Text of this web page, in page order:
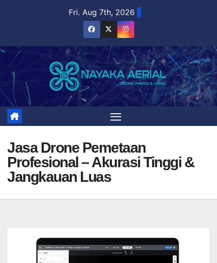
Fri. Aug 7th, 2026
Jasa Drone Pemetaan
Profesional – Akurasi Tinggi &
Jangkauan Luas